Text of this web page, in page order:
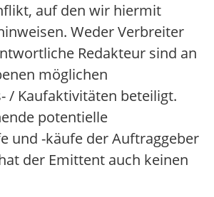
auf den wir hiermit
Weder Verbreiter
Redakteur sind an
möglichen
/ Kaufaktivitäten beteiligt.
potentielle
und -käufe der Auftraggeber
der Emittent auch keinen